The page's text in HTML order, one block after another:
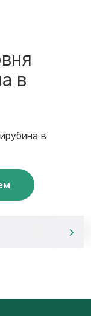
в
в